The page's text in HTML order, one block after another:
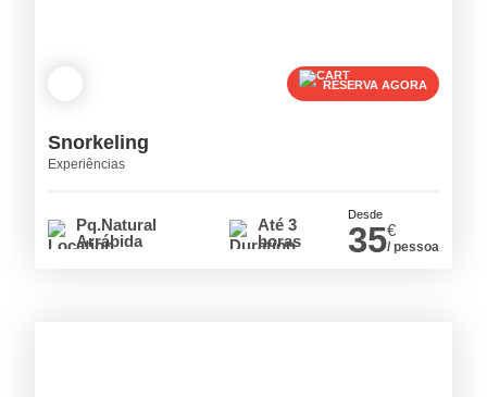
RESERVA AGORA
Snorkeling
Experiências
Pq.Natural
Arrábida
Até 3
horas
Desde
35€
/ pessoa